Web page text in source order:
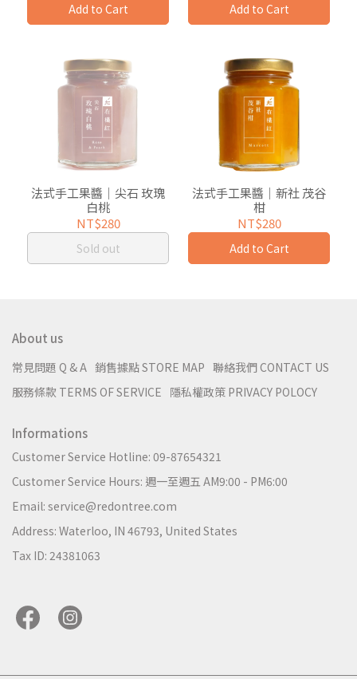
Add to Cart Add to Cart
法式手工果醬｜尖石 玫瑰
白桃
NT$280
Sold out
法式手工果醬｜新社 茂谷
柑
NT$280
Add to Cart
About us
常見問題 Q & A 銷售據點 STORE MAP 聯絡我們 CONTACT US
服務條款 TERMS OF SERVICE 隱私權政策 PRIVACY POLOCY
Informations
Customer Service Hotline: 09-87654321
Customer Service Hours: 週一至週五 AM9:00 - PM6:00
Email: service@redontree.com
Address: Waterloo, IN 46793, United States
Tax ID: 24381063